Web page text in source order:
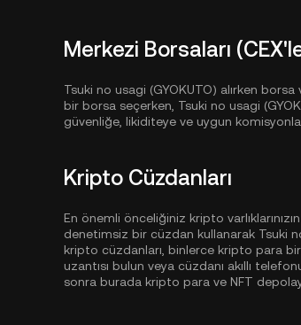
Merkezi Borsaları
Tsuki no usagi (GYOKUTO) alırken
bir borsa seçerken, Tsuki no usagi
güvenliğe, likiditeye ve uygun
Kripto Cüzdanları
En önemli önceliğiniz kripto
denetimsiz bir cüzdan kullanarak Tsuki
kripto cüzdanları, binlerce kripto para
uzantısı bulun veya cüzdanı akıllı
sonra burada kripto para ve NFT